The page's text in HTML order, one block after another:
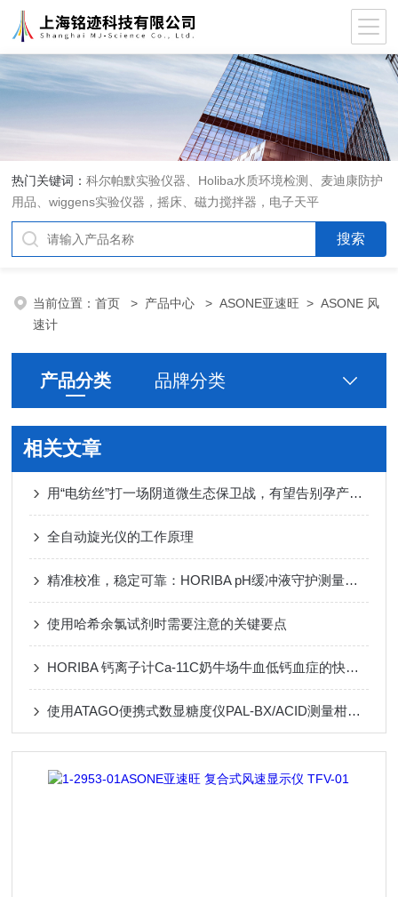
热门关键词：科尔帕默实验仪器、Holiba水质环境检测、麦迪康防护
用品、wiggens实验仪器，摇床、磁力搅拌器，电子天平
当前位置：首页 > 产品中心 >ASONE亚速旺 >ASONE 风
速计
产品分类 品牌分类
相关文章
用“电纺丝”打一场阴道微生态保卫战，有望告别孕产期B链菌噩梦
全自动旋光仪的工作原理
精准校准，稳定可靠：HORIBA pH缓冲液守护测量精度
使用哈希余氯试剂时需要注意的关键要点
HORIBA 钙离子计Ca-11C奶牛场牛血低钙血症的快速筛查
使用ATAGO便携式数显糖度仪PAL-BX/ACID测量柑橘糖度